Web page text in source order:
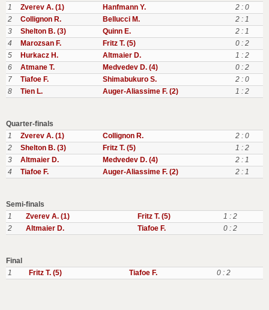
1
Zverev A. (1) Hanfmann Y.
2 : 0
2
Collignon R. Bellucci M.
2 : 1
3
Shelton B. (3) Quinn E.
2 : 1
4
Marozsan F. Fritz T. (5)
0 : 2
5
Hurkacz H. Altmaier D.
1 : 2
6
Atmane T. Medvedev D. (4)
0 : 2
7
Tiafoe F. Shimabukuro S.
2 : 0
8
Tien L. Auger-Aliassime F. (2) 1 : 2
Quarter-finals
1
Zverev A. (1) Collignon R.
2 : 0
2
Shelton B. (3) Fritz T. (5)
1 : 2
3
Altmaier D. Medvedev D. (4)
2 : 1
4
Tiafoe F. Auger-Aliassime F. (2) 2 : 1
Semi-finals
1
Zverev A. (1) Fritz T. (5)
1 : 2
2
Altmaier D. Tiafoe F. 0 : 2
Final
1
Fritz T. (5) Tiafoe F. 0 : 2